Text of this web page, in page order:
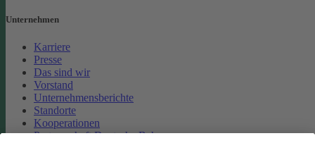
Unternehmen
Karriere
Presse
Das sind wir
Vorstand
Unternehmensberichte
Standorte
Kooperationen
Partnerschaft Deutsche Bahn